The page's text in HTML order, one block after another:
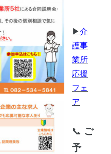
▶介
護事
業所
応援
フェ
ア
📞 ご
予